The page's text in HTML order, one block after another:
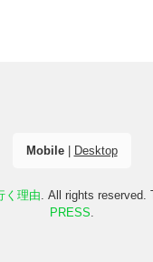
Mobile| Desktop
く理由 . All rights reserved.
PRESS